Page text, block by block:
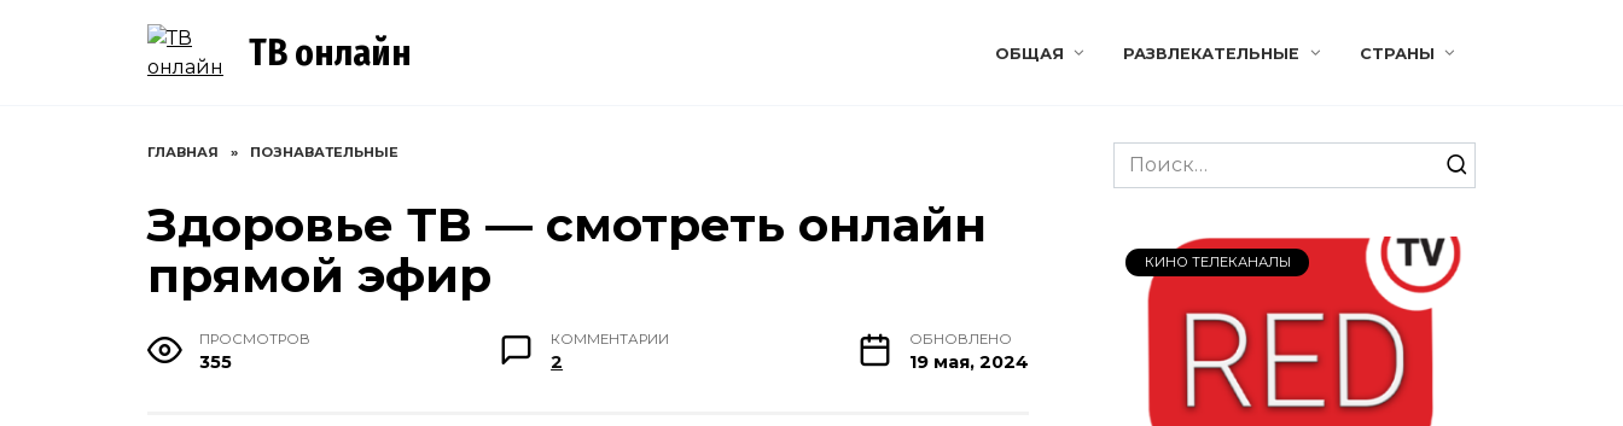
ТВ онлайн ОБЩАЯ РАЗВЛЕКАТЕЛЬНЫЕ СТРАНЫ
ГЛАВНАЯ » ПОЗНАВАТЕЛЬНЫЕ
Здоровье ТВ — смотреть онлайн
прямой эфир
ПРОСМОТРОВ
355
КОММЕНТАРИИ
2
ОБНОВЛЕНО
19 мая, 2024
Search
for:
КИНО ТЕЛЕКАНАЛЫ